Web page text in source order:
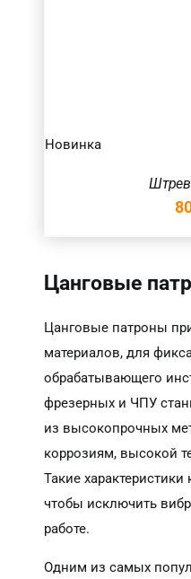
Новинка
Цанговые
Цанговые патроны
материалов, для
обрабатывающего
фрезерных и ЧПУ
из высокопрочных
коррозиям, высокой
Такие
чтобы исключить
работе.
Одним из самых